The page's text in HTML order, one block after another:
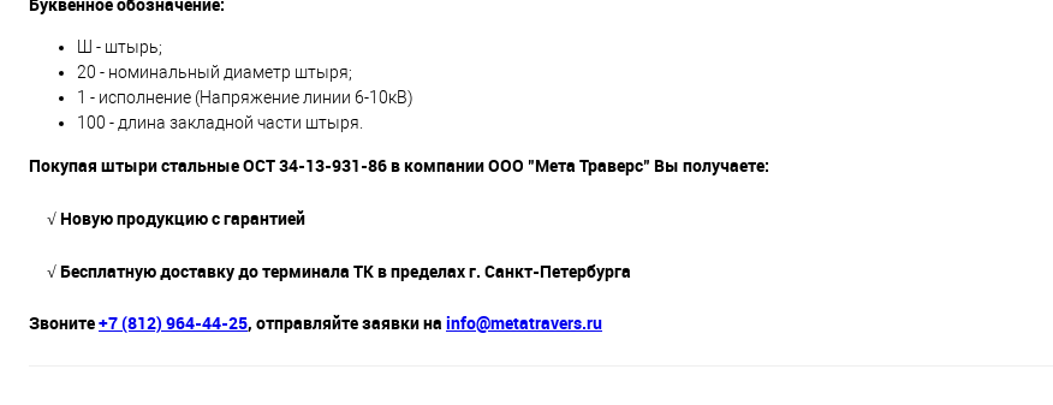
Ш - штырь;
20 - номинальный диаметр штыря;
1 - исполнение (Напряжение линии 6-10кВ)
100 - длина закладной части штыря.
Покупая штыри стальные ОСТ 34-13-931-86 в компании ООО "Мета Траверс" Вы получаете:
√ Новую продукцию с гарантией
√ Бесплатную доставку до терминала ТК в пределах г. Санкт-Петербурга
Звоните+7 (812) 964-44-25, отправляйте заявки на info@metatravers.ru